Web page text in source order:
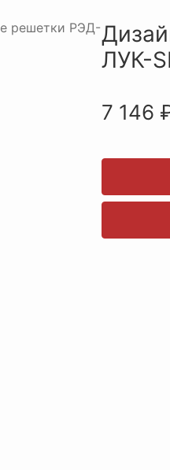
ЛУК-
7 146